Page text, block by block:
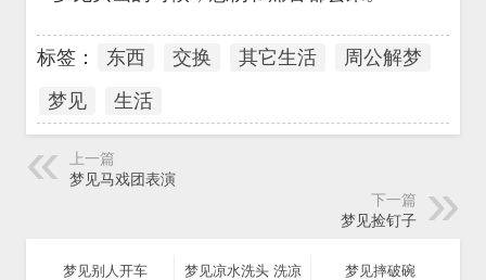
标签： 东西 交换 其它生活
周公解梦
梦见
生活
上一篇
梦见马戏团表演
下一篇
梦见捡钉子
梦见别人开车
梦见凉水洗头 洗凉
梦见摔破碗